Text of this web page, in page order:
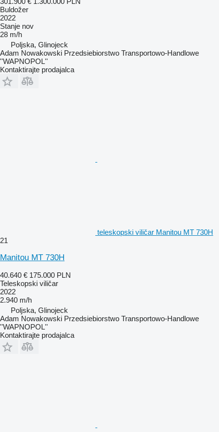
Buldožer
2022
Stanje nov
28 m/h
Poljska, Glinojeck
Adam Nowakowski Przedsiebiorstwo Transportowo-Handlowe
''WAPNOPOL''
Kontaktirajte prodajalca
teleskopski viličar Manitou MT 730H
21
Manitou MT 730H
40.640 € 175.000 PLN
Teleskopski viličar
2022
2.940 m/h
Poljska, Glinojeck
Adam Nowakowski Przedsiebiorstwo Transportowo-Handlowe
''WAPNOPOL''
Kontaktirajte prodajalca